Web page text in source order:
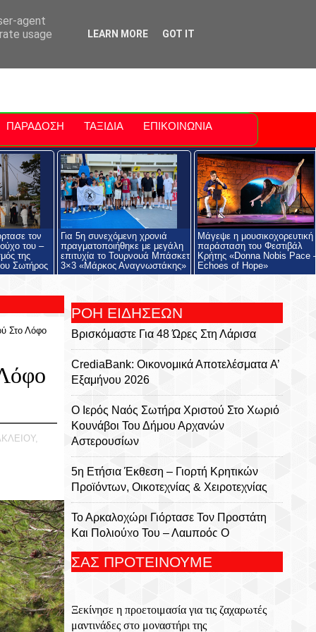
Polis
ΠΑΡΑΔΟΣΗ ΤΑΞΙΔΙΑ ΕΠΙΚΟΙΝΩΝΙΑ
τον
του –
της
Σωτήρος
Για 5η συνεχόμενη χρονιά
πραγματοποιήθηκε με μεγάλη
επιτυχία το Τουρνουά Μπάσκετ
3×3 «Μάρκος Αναγνωστάκης»
Μάγεψε η μουσικοχορευτική
παράσταση του Φεστιβάλ
Κρήτης «Donna Nobis Pace
Echoes of Hope»
Στο Λόφο
ΡΟΗ ΕΙΔΗΣΕΩΝ
Βρισκόμαστε Για 48 Ώρες Στη Λάρισα
CrediaBank: Οικονομικά Αποτελέσματα A’
Εξαμήνου 2026
Ο Ιερός Ναός Σωτήρα Χριστού Στο Χωριό
Κουνάβοι Του Δήμου Αρχανών
Αστερουσίων
5η Ετήσια Έκθεση – Γιορτή Κρητικών
Προϊόντων, Οικοτεχνίας & Χειροτεχνίας
Το Αρκαλοχώρι Γιόρτασε Τον Προστάτη
Και Πολιούχο Του – Λαμπρός Ο
Σωτήρος
Πραγματοποιήθηκε Με Μεγάλη Επιτυχία
Το Τουρνουά Μπάσκετ 3×3 «Μάρκος
ΣΑΣ ΠΡΟΤΕΙΝΟΥΜΕ
Ξεκίνησε η προετοιμασία για τις ζαχαρωτές
μαντινάδες στο μοναστήρι της
agent
usage
LEARN MORE GOT IT